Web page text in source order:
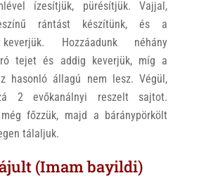
ízesítjük, pürésítjük. Vajjal,
rántást készítünk, és a
Hozzáadunk néhány
tejet és addig keverjük, míg a
hasonló állagú nem lesz. Végül,
2 evőkanálnyi reszelt sajtot.
főzzük, majd a báránypörkölt
tálaljuk.
(Imam bayildi)